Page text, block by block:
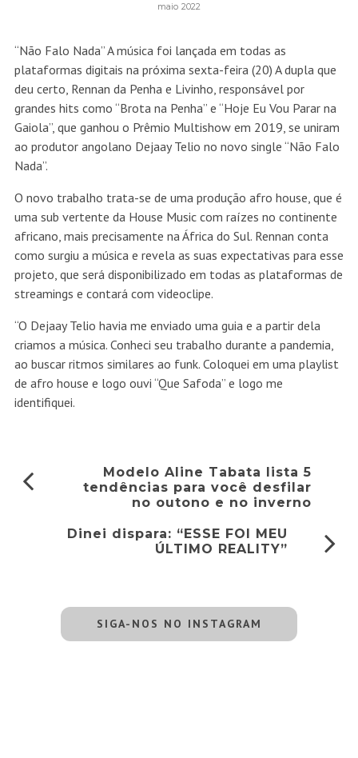
maio 2022
“Não Falo Nada” A música foi lançada em todas as
plataformas digitais na próxima sexta-feira (20) A dupla que
deu certo, Rennan da Penha e Livinho, responsável por
grandes hits como “Brota na Penha” e “Hoje Eu Vou Parar na
Gaiola”, que ganhou o Prêmio Multishow em 2019, se uniram
ao produtor angolano Dejaay Telio no novo single “Não Falo
Nada”.
O novo trabalho trata-se de uma produção afro house, que é
uma sub vertente da House Music com raízes no continente
africano, mais precisamente na África do Sul. Rennan conta
como surgiu a música e revela as suas expectativas para esse
projeto, que será disponibilizado em todas as plataformas de
streamings e contará com videoclipe.
“O Dejaay Telio havia me enviado uma guia e a partir dela
criamos a música. Conheci seu trabalho durante a pandemia,
ao buscar ritmos similares ao funk. Coloquei em uma playlist
de afro house e logo ouvi “Que Safoda” e logo me
identifiquei.
Modelo Aline Tabata lista 5
tendências para você desfilar
no outono e no inverno
Dinei dispara: “ESSE FOI MEU
ÚLTIMO REALITY”
SIGA-NOS NO INSTAGRAM